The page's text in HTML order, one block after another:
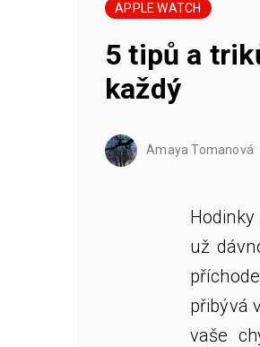
APPLE WATCH
5 tipů a
každý
Amaya Tomanová
už
přibývá
vaše